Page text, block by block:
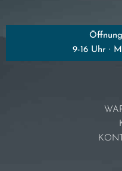
9-16 Uhr ·